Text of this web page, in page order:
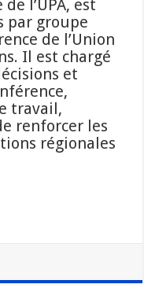
l’UPA, est
par groupe
de l’Union
Il est chargé
et
travail,
renforcer les
régionales